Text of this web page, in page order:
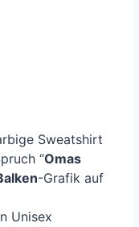
Sweatshirt
“Omas
-Grafik auf
Unisex